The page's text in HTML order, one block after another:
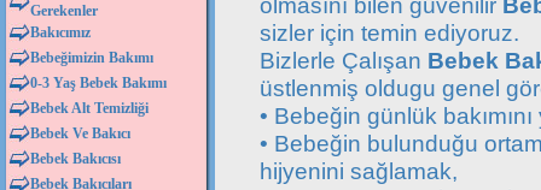
Gerekenler
Bakıcımız
Bebeğimizin Bakımı
0-3 Yaş Bebek Bakımı
Bebek Alt Temizliği
Bebek Ve Bakıcı
Bebek Bakıcısı
Bebek Bakıcıları
sizler için temin ediyoruz.
Bizlerle Çalışan Bebek
üstlenmiş oldugu genel
• Bebeğin günlük
• Bebeğin bulunduğu
hijyenini sağlamak,